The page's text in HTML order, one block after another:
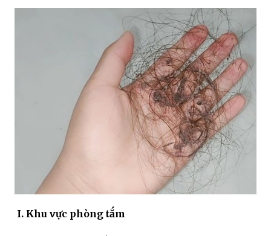
I. Khu vực phòng tắm